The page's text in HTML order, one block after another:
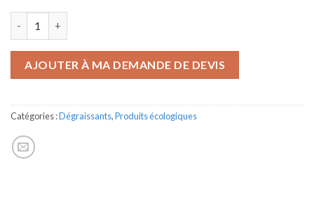
AJOUTER À MA DEMANDE DE DEVIS
Catégories :Dégraissants,Produits écologiques